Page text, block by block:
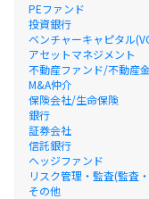
PEファンド
投資銀行
ベンチャーキャピタル
アセットマネジメント
不動産ファンド/不動産
M&A仲介
保険会社/生命保険
銀行
証券会社
信託銀行
ヘッジファンド
リスク管理・監査(監査
その他